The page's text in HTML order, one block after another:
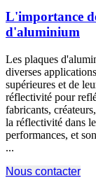
L'importance
d'aluminium
Les plaques
diverses
supérieures et de
réflectivité pour
fabricants,
la réflectivité dans
performances, et
...
Nous contacter